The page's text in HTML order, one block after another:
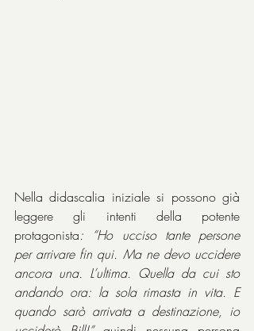
Nella didascalia iniziale si possono già
leggere gli intenti della potente
protagonista: “Ho ucciso tante persone
per arrivare fin qui. Ma ne devo uccidere
ancora una. L’ultima. Quella da cui sto
andando ora: la sola rimasta in vita. E
quando sarò arrivata a destinazione, io